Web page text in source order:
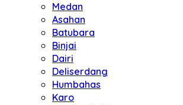
Medan
Asahan
Batubara
Binjai
Dairi
Deliserdang
Humbahas
Karo